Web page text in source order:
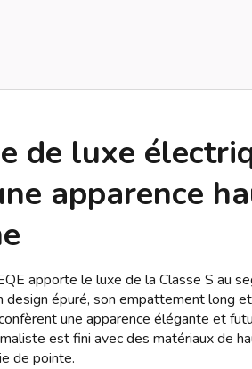
de luxe
apparence
apporte le luxe de la Classe S au
design épuré, son empattement long
une apparence élégante et
est fini avec des matériaux de
de pointe.